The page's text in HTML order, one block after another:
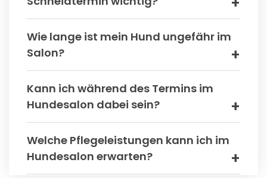
Wie lange ist mein Hund ungefähr im
Salon?
Kann ich während des Termins im
Hundesalon dabei sein?
Welche Pflegeleistungen kann ich im
Hundesalon erwarten?